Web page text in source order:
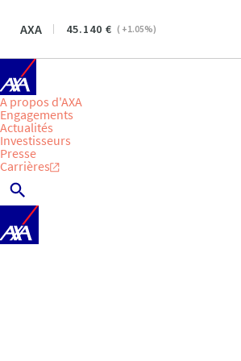
AXA 45.140 ( +1.05%)
A propos d'AXA
Engagements
Actualités
Investisseurs
Presse
Carrières